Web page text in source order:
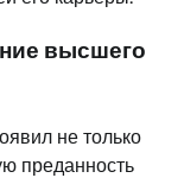
высшего
не только
преданность